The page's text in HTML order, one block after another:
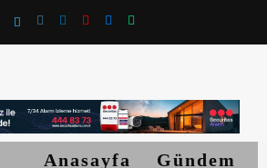
Anasayfa
Gündem